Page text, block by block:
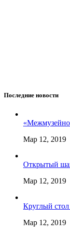
Последние новости
Мар 12, 2019
Открытый
Мар 12, 2019
Круглый стол
Мар 12, 2019